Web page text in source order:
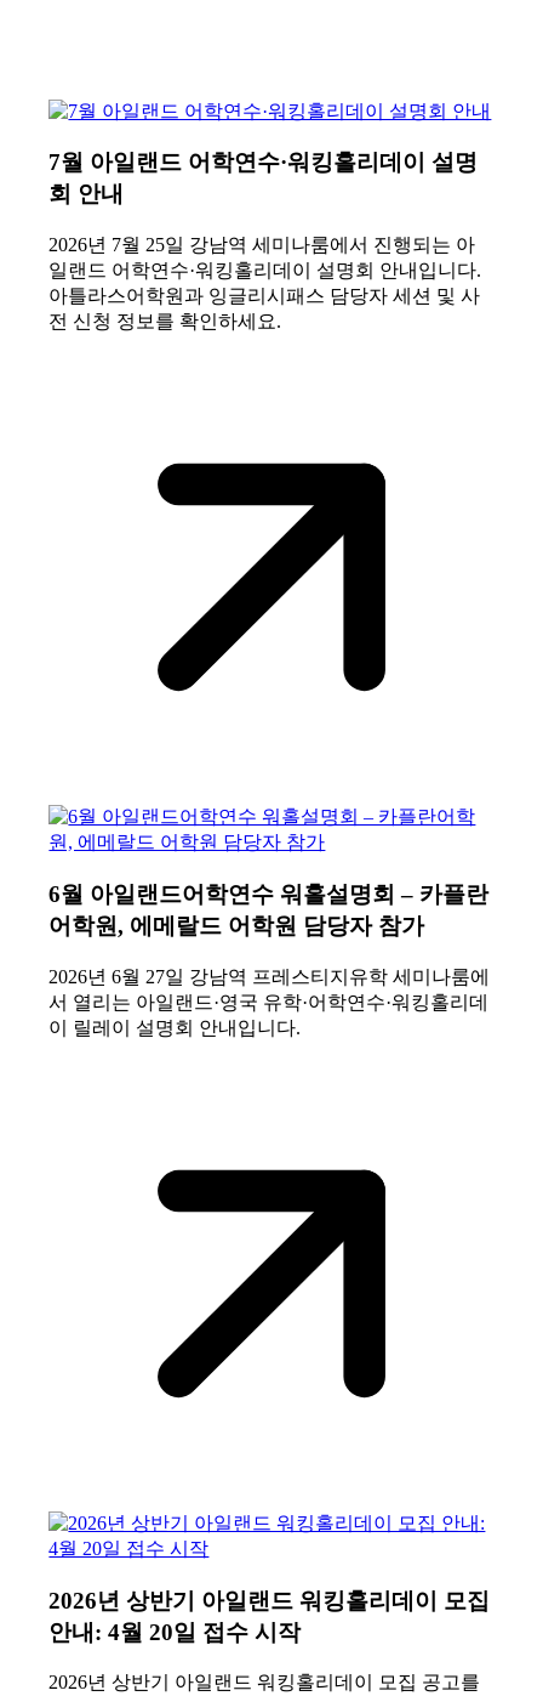
7월 아일랜드 어학연수·워킹홀리데이 설명
회 안내
2026년 7월 25일 강남역 세미나룸에서 진행되는 아
일랜드 어학연수·워킹홀리데이 설명회 안내입니다.
아틀라스어학원과 잉글리시패스 담당자 세션 및 사
전 신청 정보를 확인하세요.
6월 아일랜드어학연수 워홀설명회 – 카플란
어학원, 에메랄드 어학원 담당자 참가
2026년 6월 27일 강남역 프레스티지유학 세미나룸에
서 열리는 아일랜드·영국 유학·어학연수·워킹홀리데
이 릴레이 설명회 안내입니다.
2026년 상반기 아일랜드 워킹홀리데이 모집
안내: 4월 20일 접수 시작
2026년 상반기 아일랜드 워킹홀리데이 모집 공고를